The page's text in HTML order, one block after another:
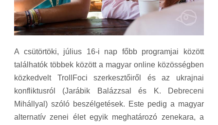
A csütörtöki, július 16-i nap főbb programjai között
találhatók többek között a magyar online közösségben
közkedvelt TrollFoci szerkesztőiről és az ukrajnai
konfliktusról (Jarábik Balázzsal és K. Debreceni
Mihállyal) szóló beszélgetések. Este pedig a magyar
alternatív zenei élet egyik meghatározó zenekara, a